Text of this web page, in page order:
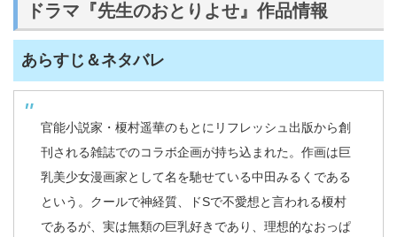
ドラマ『先生のおとりよせ』作品情報
あらすじ＆ネタバレ
官能小説家・榎村遥華のもとにリフレッシュ出版から創
刊される雑誌でのコラボ企画が持ち込まれた。作画は巨
乳美少女漫画家として名を馳せている中田みるくである
という。クールで神経質、ドSで不愛想と言われる榎村
であるが、実は無類の巨乳好きであり、理想的なおっぱ